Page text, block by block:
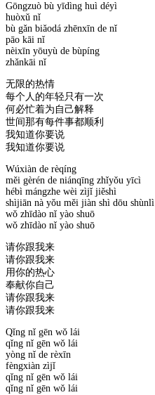
Gōngzuò bù yīdìng huì déyì
huòxǔ nǐ
bù gǎn biǎodá zhēnxīn de nǐ
pāo kāi nǐ
nèixīn yōuyù de bùpíng
zhǎnkāi nǐ
无限的热情
每个人的年轻只有一次
何必忙着为自己解释
世间那有每件事都顺利
我知道你要说
我知道你要说
Wúxiàn de rèqíng
měi gèrén de niánqīng zhǐyǒu yīcì
hébì mángzhe wèi zìjǐ jiěshì
shìjiān nà yǒu měi jiàn shì dōu shùnlì
wǒ zhīdào nǐ yào shuō
wǒ zhīdào nǐ yào shuō
请你跟我来
请你跟我来
用你的热心
奉献你自己
请你跟我来
请你跟我来
Qǐng nǐ gēn wǒ lái
qǐng nǐ gēn wǒ lái
yòng nǐ de rèxīn
fèngxiàn zìjǐ
qǐng nǐ gēn wǒ lái
qǐng nǐ gēn wǒ lái